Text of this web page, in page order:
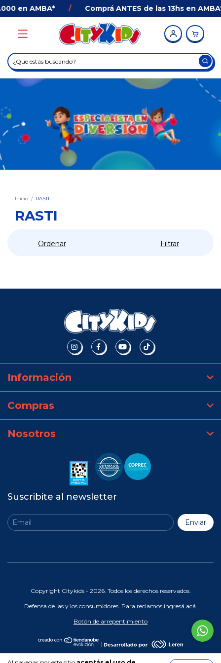
en AMBA* / Comprá ANTES de las 13hs en
Inicio / RASTI
RASTI
Ordenar Filtrar
Información
Compras
Nosotros
Suscribite al newsletter
Copyright Citykids - 2026. Todos los derechos reservados.
Defensa de las y los consumidores. Para reclamos ingresá acá.
Botón de arrepentimiento
|